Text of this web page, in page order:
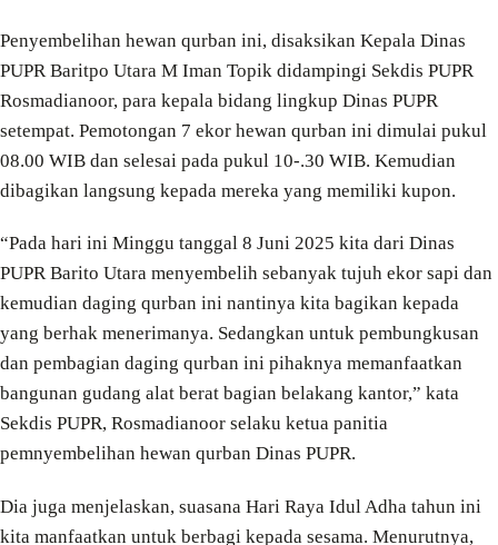
Penyembelihan hewan qurban ini, disaksikan Kepala Dinas
PUPR Baritpo Utara M Iman Topik didampingi Sekdis PUPR
Rosmadianoor, para kepala bidang lingkup Dinas PUPR
setempat. Pemotongan 7 ekor hewan qurban ini dimulai pukul
08.00 WIB dan selesai pada pukul 10-.30 WIB. Kemudian
dibagikan langsung kepada mereka yang memiliki kupon.
“Pada hari ini Minggu tanggal 8 Juni 2025 kita dari Dinas
PUPR Barito Utara menyembelih sebanyak tujuh ekor sapi dan
kemudian daging qurban ini nantinya kita bagikan kepada
yang berhak menerimanya. Sedangkan untuk pembungkusan
dan pembagian daging qurban ini pihaknya memanfaatkan
bangunan gudang alat berat bagian belakang kantor,” kata
Sekdis PUPR, Rosmadianoor selaku ketua panitia
pemnyembelihan hewan qurban Dinas PUPR.
Dia juga menjelaskan, suasana Hari Raya Idul Adha tahun ini
kita manfaatkan untuk berbagi kepada sesama. Menurutnya,